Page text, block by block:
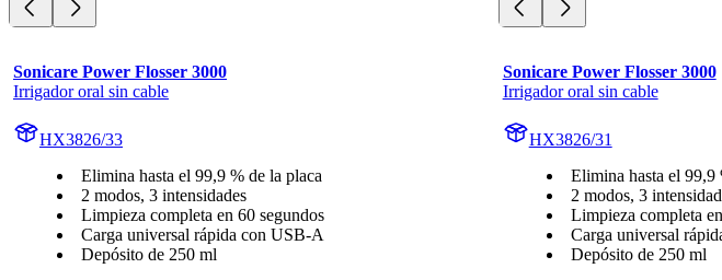
Sonicare Power Flosser 3000
Irrigador oral sin cable
HX3826/33
Elimina hasta el 99,9 % de la placa
2 modos, 3 intensidades
Limpieza completa en 60 segundos
Carga universal rápida con USB-A
Depósito de 250 ml
Sonicare Power Flosser 3000
Irrigador oral sin cable
HX3826/31
Elimina hasta el 99,9
2 modos, 3
Limpieza completa
Carga universal
Depósito de 250 ml